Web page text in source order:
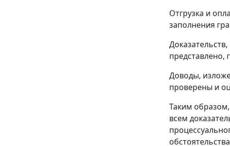
Отгрузка и
заполнения
представлено,
Доводы,
проверены и
Таким
всем